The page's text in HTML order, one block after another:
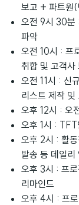
보고 + 파트원(
오전 9시 30분 :
파악
오전 10시 : 프
취합 및 고객사
오전 11시 : 신
리스트 제작 및
오후 12시 : 오
오후 1시 : TFT
오후 2시 : 활
발송 등 데일리
오후 3시 : 프
리마인드
오후 4시 : 프